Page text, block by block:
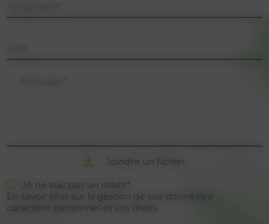
Joindre un fichier
Je ne suis pas un robot*
En savoir plus sur la gestion de vos données à
caractère personnel et vos droits